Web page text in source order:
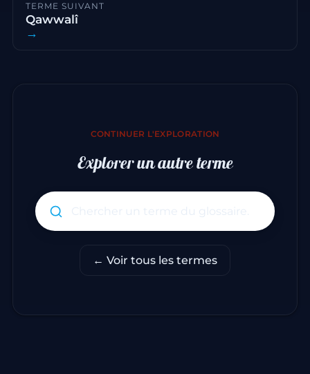
TERME SUIVANT
Qawwalî
→
CONTINUER L'EXPLORATION
Explorer un autre terme
Rechercher un terme du
← Voir tous les termes